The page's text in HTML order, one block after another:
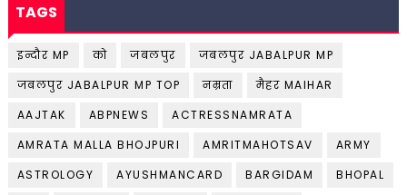
TAGS
इन्दौर MP को जबलपुर
जबलपुर JABALPUR MP
जबलपुर JABALPUR MP TOP
नम्रता
मैहर MAIHAR
AAJTAK
ABPNEWS
ACTRESSNAMRATA
AMRATA MALLA BHOJPURI
AMRITMAHOTSAV
ARMY
ASTROLOGY
AYUSHMANCARD BARGIDAM
BHOPAL